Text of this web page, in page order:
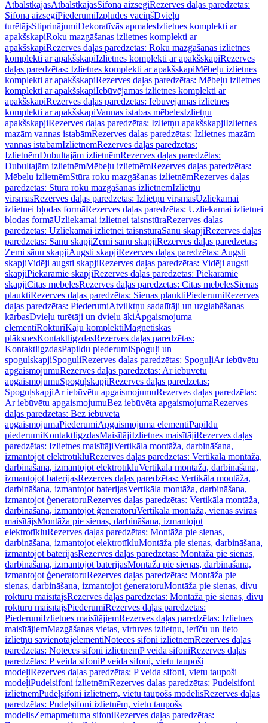
AtbalstkājasAtbalstkājasSifona aizsegiRezerves daļas paredzētas:
Sifona aizsegiPiederumiIzplūdes vāciņšDvieļu
turētājsStiprinājumiDekoratīvās apmalesIzlietnes komplekti ar
apakšskapiRoku mazgāšanas izlietnes komplekti ar
apakšskapiRezerves daļas paredzētas: Roku mazgāšanas izlietnes
komplekti ar apakšskapiIzlietnes komplekti ar apakšskapiRezerves
daļas paredzētas: Izlietnes komplekti ar apakšskapiMēbeļu izlietnes
komplekti ar apakšskapiRezerves daļas paredzētas: Mēbeļu izlietnes
komplekti ar apakšskapiIebūvējamas izlietnes komplekti ar
apakšskapiRezerves daļas paredzētas: Iebūvējamas izlietnes
komplekti ar apakšskapiVannas istabas mēbelesIzlietņu
apakšskapjiRezerves daļas paredzētas: Izlietņu apakšskapjiIzlietnes
mazām vannas istabāmRezerves daļas paredzētas: Izlietnes mazām
vannas istabāmIzlietnēmRezerves daļas paredzētas:
IzlietnēmDubultajām izlietnēmRezerves daļas paredzētas:
Dubultajām izlietnēmMēbeļu izlietnēmRezerves daļas paredzētas:
Mēbeļu izlietnēmStūra roku mazgāšanas izlietnēmRezerves daļas
paredzētas: Stūra roku mazgāšanas izlietnēmIzlietņu
virsmasRezerves daļas paredzētas: Izlietņu virsmasUzliekamai
izlietnei bļodas formāRezerves daļas paredzētas: Uzliekamai izlietnei
bļodas formāUzliekamai izlietnei taisnstūraRezerves daļas
paredzētas: Uzliekamai izlietnei taisnstūraSānu skapjiRezerves daļas
paredzētas: Sānu skapjiZemi sānu skapjiRezerves daļas paredzētas:
Zemi sānu skapjiAugsti skapjiRezerves daļas paredzētas: Augsti
skapjiVidēji augsti skapjiRezerves daļas paredzētas: Vidēji augsti
skapjiPiekaramie skapjiRezerves daļas paredzētas: Piekaramie
skapjiCitas mēbelesRezerves daļas paredzētas: Citas mēbelesSienas
plauktiRezerves daļas paredzētas: Sienas plauktiPiederumiRezerves
daļas paredzētas: PiederumiAtvilktņu sadalītāji un uzglabāšanas
kārbasDvieļu turētāji un dvieļu āķiApgaismojuma
elementiRokturiKāju komplektiMagnētiskās
plāksnesKontaktligzdasRezerves daļas paredzētas:
KontaktligzdasPapildu piederumiSpoguļi un
spoguļskapjiSpoguļiRezerves daļas paredzētas: SpoguļiAr iebūvētu
apgaismojumuRezerves daļas paredzētas: Ar iebūvētu
apgaismojumuSpoguļskapjiRezerves daļas paredzētas:
SpoguļskapjiAr iebūvētu apgaismojumuRezerves daļas paredzētas:
Ar iebūvētu apgaismojumuBez iebūvēta apgaismojumaRezerves
daļas paredzētas: Bez iebūvēta
apgaismojumaPiederumiApgaismojuma elementiPapildu
piederumiKontaktligzdasMaisītājiIzlietnes maisītājiRezerves daļas
paredzētas: Izlietnes maisītājiVertikāla montāža, darbināšana,
izmantojot elektrotīkluRezerves daļas paredzētas: Vertikāla montāža,
darbināšana, izmantojot elektrotīkluVertikāla montāža, darbināšana,
izmantojot baterijasRezerves daļas paredzētas: Vertikāla montāža,
darbināšana, izmantojot baterijasVertikāla montāža, darbināšana,
izmantojot ģeneratoruRezerves daļas paredzētas: Vertikāla montāža,
darbināšana, izmantojot ģeneratoruVertikāla montāža, vienas sviras
maisītājsMontāža pie sienas, darbināšana, izmantojot
elektrotīkluRezerves daļas paredzētas: Montāža pie sienas,
darbināšana, izmantojot elektrotīkluMontāža pie sienas, darbināšana,
izmantojot baterijasRezerves daļas paredzētas: Montāža pie sienas,
darbināšana, izmantojot baterijasMontāža pie sienas, darbināšana,
izmantojot ģeneratoruRezerves daļas paredzētas: Montāža pie
sienas, darbināšana, izmantojot ģeneratoruMontāža pie sienas, divu
rokturu maisītājsRezerves daļas paredzētas: Montāža pie sienas, divu
rokturu maisītājsPiederumiRezerves daļas paredzētas:
PiederumiIzlietnes maisītājiemRezerves daļas paredzētas: Izlietnes
maisītājiemMazgāšanas vietas, virtuves izlietņu, ierīču un lieto
izlietņu savienotājelementiNoteces sifoni izlietnēmRezerves daļas
paredzētas: Noteces sifoni izlietnēmP veida sifoniRezerves daļas
paredzētas: P veida sifoniP veida sifoni, vietu taupoši
modeļiRezerves daļas paredzētas: P veida sifoni, vietu taupoši
modeļiPudeļsifoni izlietnēmRezerves daļas paredzētas: Pudeļsifoni
izlietnēmPudeļsifoni izlietnēm, vietu taupošs modelisRezerves daļas
paredzētas: Pudeļsifoni izlietnēm, vietu taupošs
modelisZemapmetuma sifoniRezerves daļas paredzētas: